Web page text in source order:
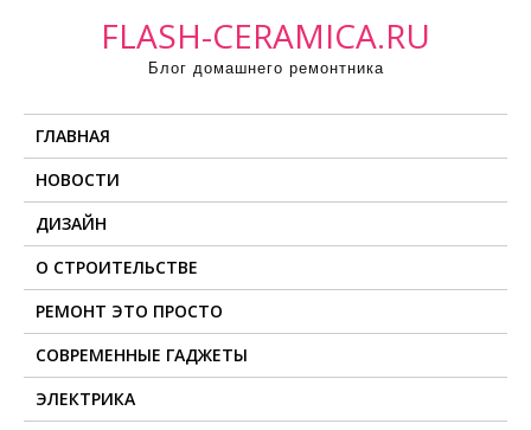
FLASH-CERAMICA.RU
Блог домашнего ремонтника
ГЛАВНАЯ
НОВОСТИ
ДИЗАЙН
О СТРОИТЕЛЬСТВЕ
РЕМОНТ ЭТО ПРОСТО
СОВРЕМЕННЫЕ ГАДЖЕТЫ
ЭЛЕКТРИКА